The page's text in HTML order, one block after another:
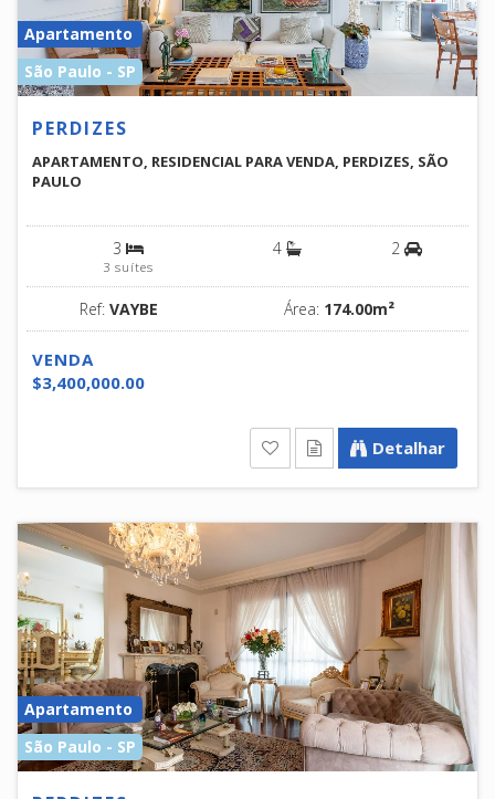
Apartamento
São Paulo - SP
PERDIZES
APARTAMENTO, RESIDENCIAL PARA VENDA, PERDIZES, SÃO
PAULO
3
3 suítes
4 2
Ref: VAYBE Área: 174.00m²
VENDA
$3,400,000.00
Detalhar
Apartamento
São Paulo - SP